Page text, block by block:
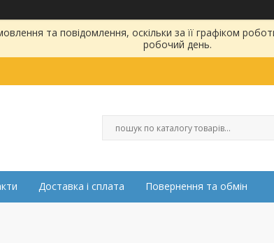
та повідомлення, оскільки за її графіком
робочий день.
Доставка і сплата Повернення та обмін